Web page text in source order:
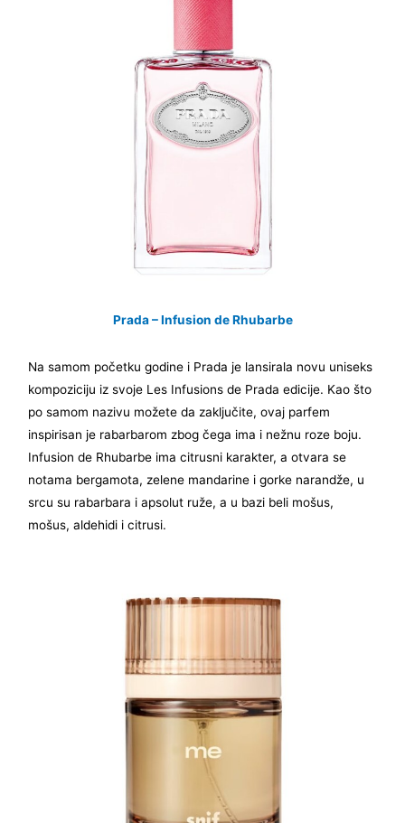
Prada – Infusion de Rhubarbe
Na samom početku godine i Prada je lansirala novu uniseks
kompoziciju iz svoje Les Infusions de Prada edicije. Kao što
po samom nazivu možete da zaključite, ovaj parfem
inspirisan je rabarbarom zbog čega ima i nežnu roze boju.
Infusion de Rhubarbe ima citrusni karakter, a otvara se
notama bergamota, zelene mandarine i gorke narandže, u
srcu su rabarbara i apsolut ruže, a u bazi beli mošus,
mošus, aldehidi i citrusi.